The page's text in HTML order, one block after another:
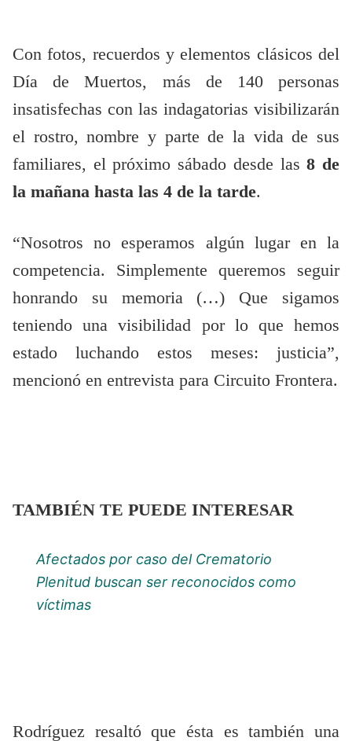
Con fotos, recuerdos y elementos clásicos del
Día de Muertos, más de 140 personas
insatisfechas con las indagatorias visibilizarán
el rostro, nombre y parte de la vida de sus
familiares, el próximo sábado desde las8 de
la mañana hasta las 4 de la tarde.
“Nosotros no esperamos algún lugar en la
competencia. Simplemente queremos seguir
honrando su memoria (…) Que sigamos
teniendo una visibilidad por lo que hemos
estado luchando estos meses: justicia”,
mencionó en entrevista para Circuito Frontera.
TAMBIÉN TE PUEDE INTERESAR
Afectados por caso del Crematorio
Plenitud buscan ser reconocidos como
víctimas
Rodríguez resaltó que ésta es también una